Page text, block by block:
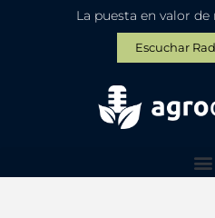
La puesta en valor
Escuchar